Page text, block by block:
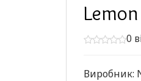
0
Виробник: